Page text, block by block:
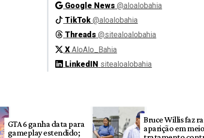
Google News @aloalobahia
TikTok @aloalobahia
Threads @sitealoalobahia
X AloAlo_Bahia
LinkedIN sitealoalobahia
GTA 6 ganha data para
gameplay estendido;
Bruce Willis faz
aparição em